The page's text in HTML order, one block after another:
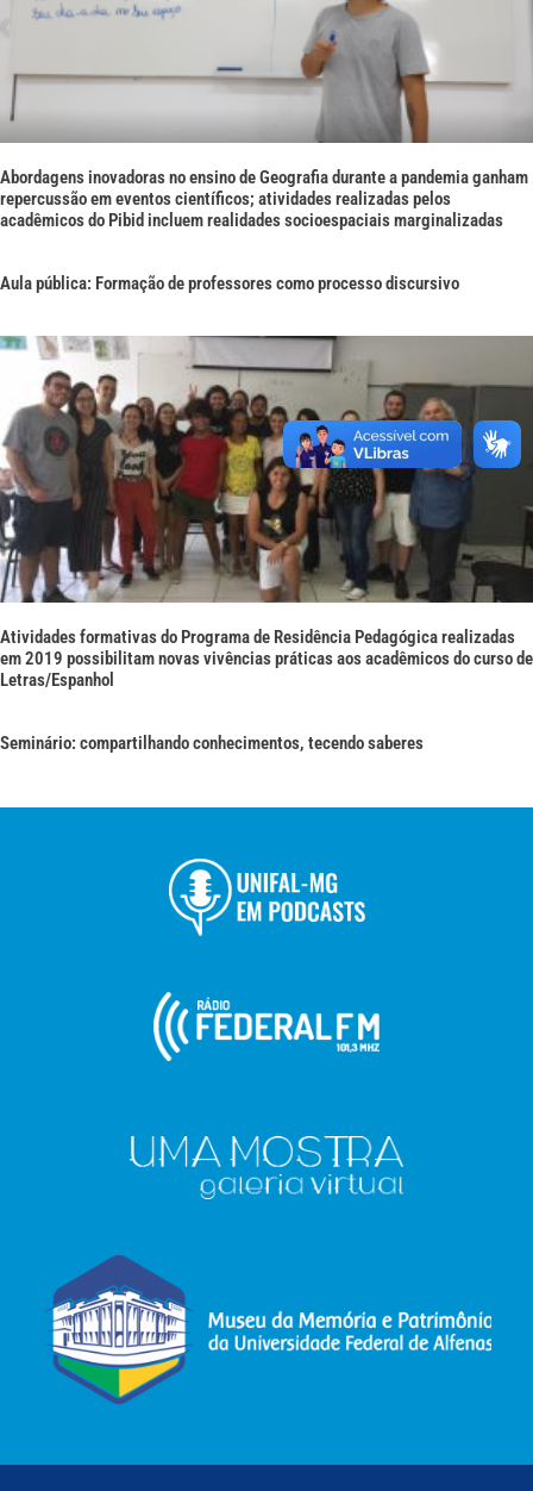
Abordagens inovadoras no ensino de Geografia durante a pandemia ganham
repercussão em eventos científicos; atividades realizadas pelos
acadêmicos do Pibid incluem realidades socioespaciais marginalizadas
Aula pública: Formação de professores como processo discursivo
Atividades formativas do Programa de Residência Pedagógica realizadas
em 2019 possibilitam novas vivências práticas aos acadêmicos do curso de
Letras/Espanhol
Seminário: compartilhando conhecimentos, tecendo saberes